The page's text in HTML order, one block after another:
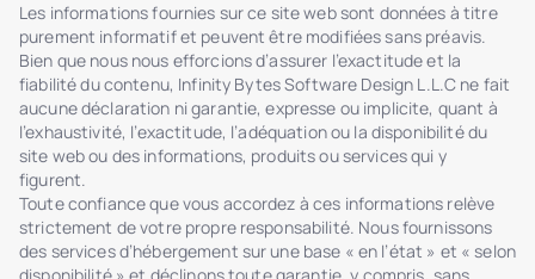
Les informations fournies sur ce site web sont données à titre
purement informatif et peuvent être modifiées sans préavis.
Bien que nous nous efforcions d’assurer l’exactitude et la
fiabilité du contenu, Infinity Bytes Software Design L.L.C ne fait
aucune déclaration ni garantie, expresse ou implicite, quant à
l’exhaustivité, l’exactitude, l’adéquation ou la disponibilité du
site web ou des informations, produits ou services qui y
figurent.
Toute confiance que vous accordez à ces informations relève
strictement de votre propre responsabilité. Nous fournissons
des services d’hébergement sur une base « en l’état » et « selon